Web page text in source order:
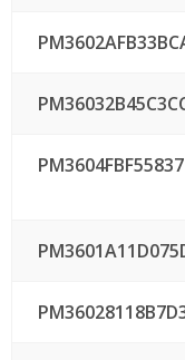
PM3604FBF55837